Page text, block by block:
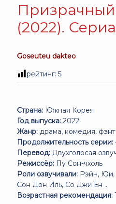
(2022).
Goseuteu dakteo
рейтинг: 5
Страна: Южная Корея
Год выпуска: 2022
Жанр: драма, комедия,
Продолжительность серии:
Перевод: Двухголосая
Режиссёр: Пу Сон-чхоль
Роли озвучивали: Рэйн,
Сон Дон Иль, Со Джи Ён ...
Возрастная рекомендация: